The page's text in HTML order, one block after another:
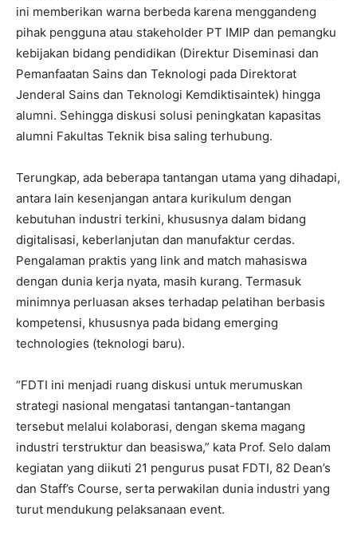
ini memberikan warna berbeda karena menggandeng
pihak pengguna atau stakeholder PT IMIP dan pemangku
kebijakan bidang pendidikan (Direktur Diseminasi dan
Pemanfaatan Sains dan Teknologi pada Direktorat
Jenderal Sains dan Teknologi Kemdiktisaintek) hingga
alumni. Sehingga diskusi solusi peningkatan kapasitas
alumni Fakultas Teknik bisa saling terhubung.
Terungkap, ada beberapa tantangan utama yang dihadapi,
antara lain kesenjangan antara kurikulum dengan
kebutuhan industri terkini, khususnya dalam bidang
digitalisasi, keberlanjutan dan manufaktur cerdas.
Pengalaman praktis yang link and match mahasiswa
dengan dunia kerja nyata, masih kurang. Termasuk
minimnya perluasan akses terhadap pelatihan berbasis
kompetensi, khususnya pada bidang emerging
technologies (teknologi baru).
“FDTI ini menjadi ruang diskusi untuk merumuskan
strategi nasional mengatasi tantangan-tantangan
tersebut melalui kolaborasi, dengan skema magang
industri terstruktur dan beasiswa,” kata Prof. Selo dalam
kegiatan yang diikuti 21 pengurus pusat FDTI, 82 Dean’s
dan Staff’s Course, serta perwakilan dunia industri yang
turut mendukung pelaksanaan event.